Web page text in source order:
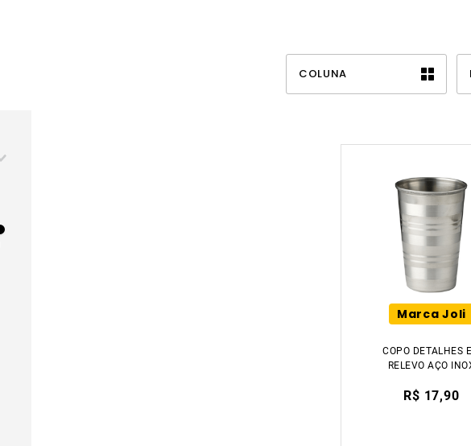
COLUNA
Marca Joli
COPO DETALHES
RELEVO AÇO
R$ 17,90